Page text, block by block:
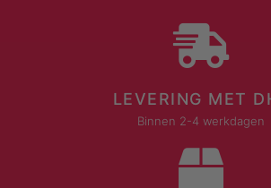
LEVERING MET
Binnen 2-4 werkdagen